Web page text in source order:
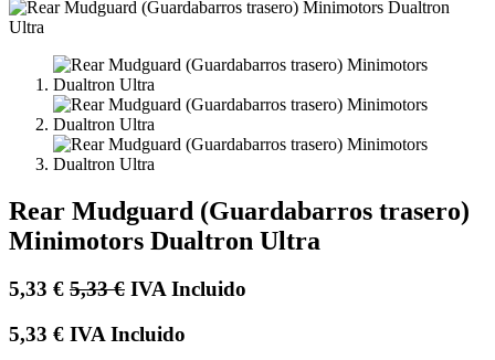
Rear Mudguard (Guardabarros trasero)
Minimotors Dualtron Ultra
5,33 € 5,33€ IVA Incluido
5,33 € IVA Incluido